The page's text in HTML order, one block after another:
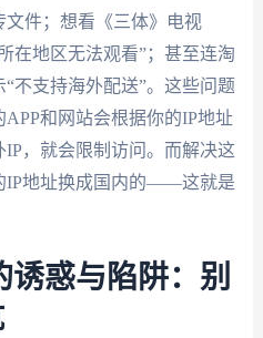
件；想看《三体》电视
在地区无法观看”；甚至连淘
不支持海外配送”。这些问题
和网站会根据你的IP地址
，就会限制访问。而解决这
IP地址换成国内的——这就是
诱惑与陷阱：别